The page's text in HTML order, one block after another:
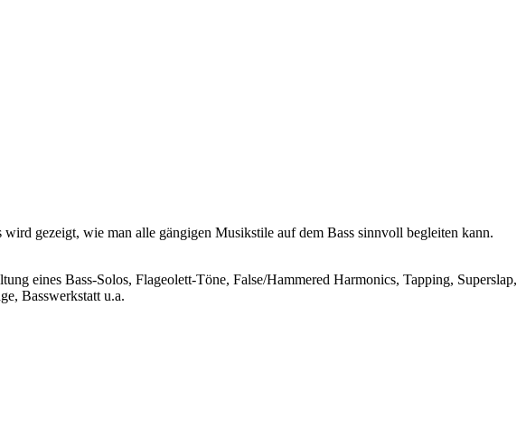
gezeigt, wie man alle gängigen Musikstile auf dem Bass sinnvoll begleiten kann.
eines Bass-Solos, Flageolett-Töne, False/Hammered Harmonics, Tapping, Superslap,
Basswerkstatt u.a.